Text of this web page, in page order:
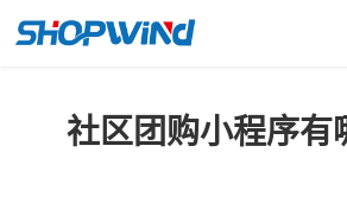
社区团购小程序有